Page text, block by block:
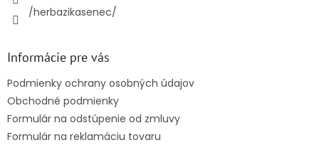
/herbazikasenec/
Informácie pre vás
Podmienky ochrany osobných údajov
Obchodné podmienky
Formulár na odstúpenie od zmluvy
Formulár na reklamáciu tovaru